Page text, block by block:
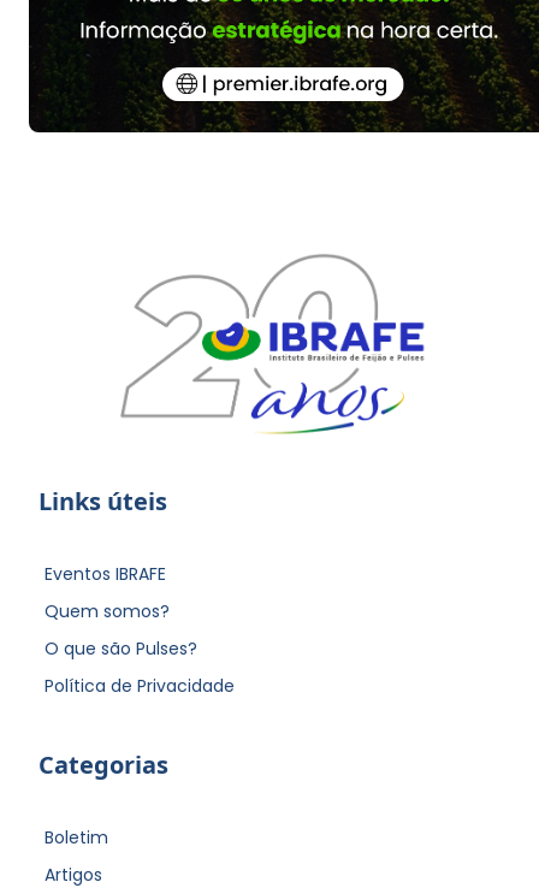
Links úteis
Eventos IBRAFE
Quem somos?
O que são Pulses?
Política de Privacidade
Categorias
Boletim
Artigos